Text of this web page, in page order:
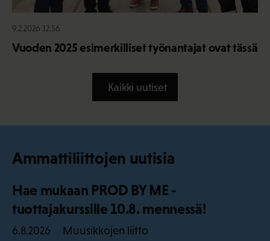
9.2.2026 12:56
Vuoden 2025 esimerkilliset työnantajat ovat tässä
Kaikki uutiset
Ammattiliittojen uutisia
Hae mukaan PROD BY ME -
tuottajakurssille 10.8. mennessä!
6.8.2026 Muusikkojen liitto